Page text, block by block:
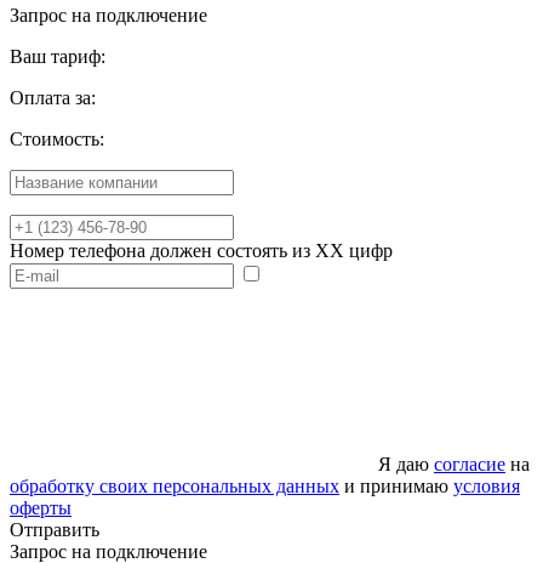
Запрос на подключение
Ваш тариф:
Оплата за:
Стоимость:
Номер телефона должен состоять из XX цифр
Я даю согласие на
обработку своих персональных данных и принимаю условия
оферты
Отправить
Запрос на подключение